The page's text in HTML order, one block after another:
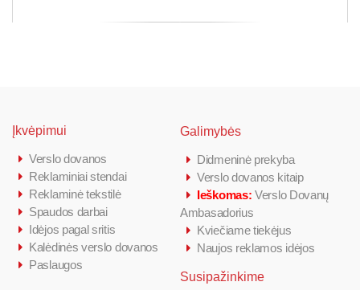
Įkvėpimui
Verslo dovanos
Reklaminiai stendai
Reklaminė tekstilė
Spaudos darbai
Idėjos pagal sritis
Kalėdinės verslo dovanos
Paslaugos
Galimybės
Didmeninė prekyba
Verslo dovanos kitaip
Ieškomas: Verslo Dovanų
Ambasadorius
Kviečiame tiekėjus
Naujos reklamos idėjos
Susipažinkime